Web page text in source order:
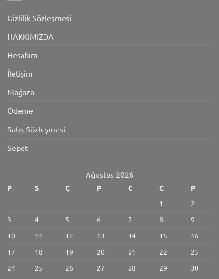
Gizlilik Sözleşmesi
HAKKIMIZDA
Hesabım
İletişim
Mağaza
Ödeme
Satış Sözleşmesi
Sepet
Ağustos 2026
P S Ç P C C
P
1
2
3
4 5 6 7 8
9
10
11 12 13 14 15
16
17
18 19 20 21 22
23
24
25 26 27 28 29 30